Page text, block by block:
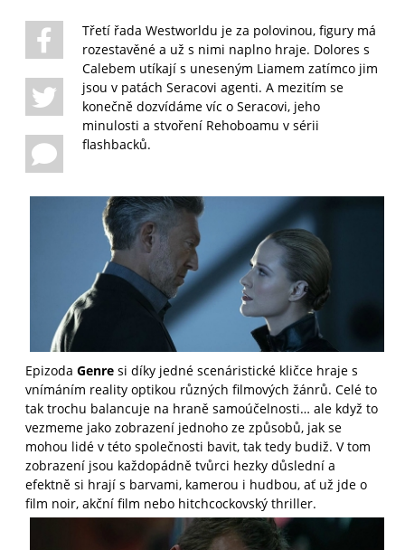
Třetí řada Westworldu je za polovinou, figury má
rozestavěné a už s nimi naplno hraje. Dolores s
Calebem utíkají s uneseným Liamem zatímco jim
jsou v patách Seracovi agenti. A mezitím se
konečně dozvídáme víc o Seracovi, jeho
minulosti a stvoření Rehoboamu v sérii
flashbacků.
Epizoda Genre si díky jedné scenáristické kličce hraje s
vnímáním reality optikou různých filmových žánrů. Celé to
tak trochu balancuje na hraně samoúčelnosti… ale když to
vezmeme jako zobrazení jednoho ze způsobů, jak se
mohou lidé v této společnosti bavit, tak tedy budiž. V tom
zobrazení jsou každopádně tvůrci hezky důslední a
efektně si hrají s barvami, kamerou i hudbou, ať už jde o
film noir, akční film nebo hitchcockovský thriller.